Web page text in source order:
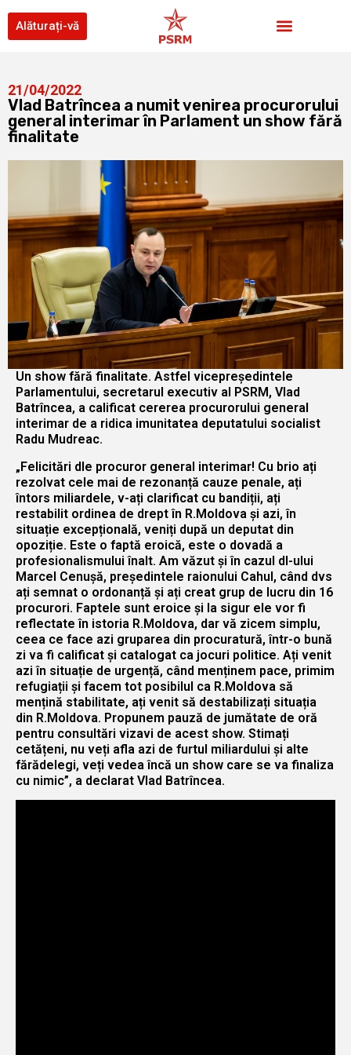
Alăturați-vă
21/04/2022
Vlad Batrîncea a numit venirea procurorului
general interimar în Parlament un show fără
finalitate
Un show fără finalitate. Astfel vicepreședintele
Parlamentului, secretarul executiv al PSRM, Vlad
Batrîncea, a calificat cererea procurorului general
interimar de a ridica imunitatea deputatului socialist
Radu Mudreac.
„Felicitări dle procuror general interimar! Cu brio ați
rezolvat cele mai de rezonanță cauze penale, ați
întors miliardele, v-ați clarificat cu bandiții, ați
restabilit ordinea de drept în R.Moldova și azi, în
situație excepțională, veniți după un deputat din
opoziție. Este o faptă eroică, este o dovadă a
profesionalismului înalt. Am văzut și în cazul dl-ului
Marcel Cenușă, președintele raionului Cahul, când dvs
ați semnat o ordonanță și ați creat grup de lucru din 16
procurori. Faptele sunt eroice și la sigur ele vor fi
reflectate în istoria R.Moldova, dar vă zicem simplu,
ceea ce face azi gruparea din procuratură, într-o bună
zi va fi calificat și catalogat ca jocuri politice. Ați venit
azi în situație de urgență, când menținem pace, primim
refugiații și facem tot posibilul ca R.Moldova să
mențină stabilitate, ați venit să destabilizați situația
din R.Moldova. Propunem pauză de jumătate de oră
pentru consultări vizavi de acest show. Stimați
cetățeni, nu veți afla azi de furtul miliardului și alte
fărădelegi, veți vedea încă un show care se va finaliza
cu nimic”, a declarat Vlad Batrîncea.